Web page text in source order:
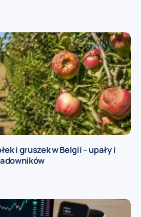
i gruszek w Belgii – upały i